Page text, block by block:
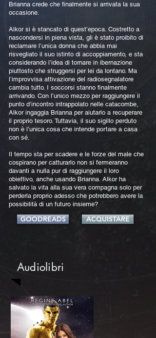
Brianna crede che finalmente si arrivata la sua
occasione.
Alkor si è stancato di quest’epoca. Costretto a
nascondersi in piena vista, gli è stato proibito di
reclamare l’unica donna che abbia mai
risvegliato il suo istinto di accoppiamento, e sta
considerando l’idea di tornare in ibernazione
piuttosto che struggersi per lei da lontano. Ma
l’improvvisa attivazione del radiosegnalatore
cambia tutto. I soccorsi stanno finalmente
arrivando. Con l’unico mezzo per raggiungere il
punto d’incontro intrappolato nelle catacombe,
Alkor ingaggia Brianna per aiutarlo a recuperare
il proprio tesoro. Tuttavia, il suo sigillo perduto
non è l’unica cosa che intende portare a casa
con sé.
Il tempo sta per scadere e le forze del male che
cospirano per catturarlo non si fermeranno
davanti a nulla pur di raggiungere il loro
obiettivo, anche usando Brianna. Alkor ha
salvato la vita alla sua vera compagna solo per
perderla proprio adesso che potrebbero avere la
possibilità di un futuro insieme?
GOODREADS ACQUISTARE
Audiolibri